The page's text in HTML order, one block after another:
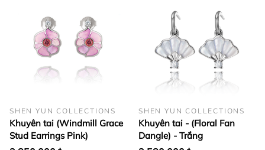
SHEN YUN COLLECTIONS
Khuyên tai (Windmill Grace
Stud Earrings Pink)
SHEN YUN COLLECTIONS
Khuyên tai - (Floral Fan
Dangle) - Trắng